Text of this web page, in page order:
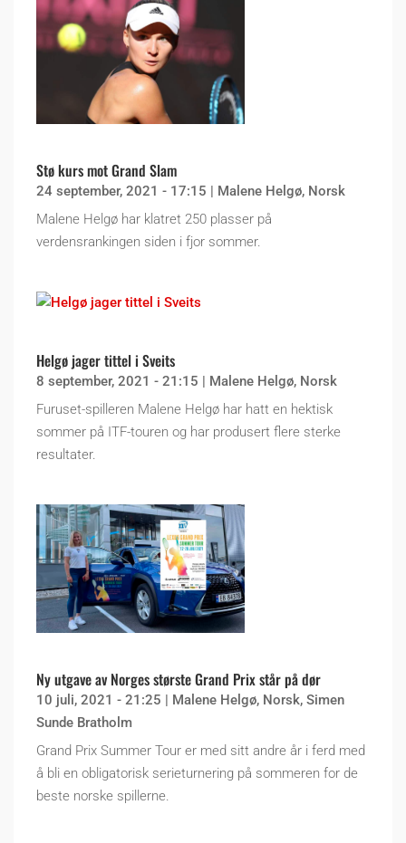
Stø kurs mot Grand Slam
24 september, 2021 - 17:15 | Malene Helgø, Norsk
Malene Helgø har klatret 250 plasser på
verdensrankingen siden i fjor sommer.
Helgø jager tittel i Sveits
8 september, 2021 - 21:15 | Malene Helgø, Norsk
Furuset-spilleren Malene Helgø har hatt en hektisk
sommer på ITF-touren og har produsert flere sterke
resultater.
Ny utgave av Norges største Grand Prix står på dør
10 juli, 2021 - 21:25 Malene Helgø, Norsk, Simen
Sunde Bratholm
Grand Prix Summer Tour er med sitt andre år i ferd med
å bli en obligatorisk serieturnering på sommeren for de
beste norske spillerne.